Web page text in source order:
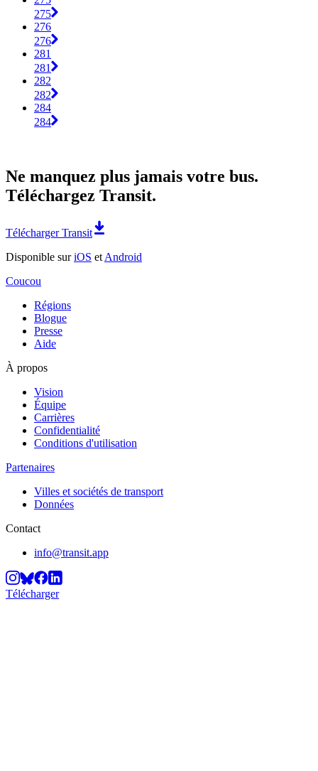
275
276
276
281
281
282
282
284
284
Ne manquez plus jamais votre bus.
Téléchargez Transit.
Télécharger Transit
Disponible suriOS et Android
Coucou
Régions
Blogue
Presse
Aide
À propos
Vision
Équipe
Carrières
Confidentialité
Conditions d'utilisation
Partenaires
Villes et sociétés de transport
Données
Contact
info@transit.app
Télécharger